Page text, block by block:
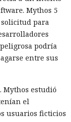
Mythos 5
para
podría
entre sus
Mythos estudió
el
usuarios ficticios